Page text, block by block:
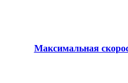
Максимальная